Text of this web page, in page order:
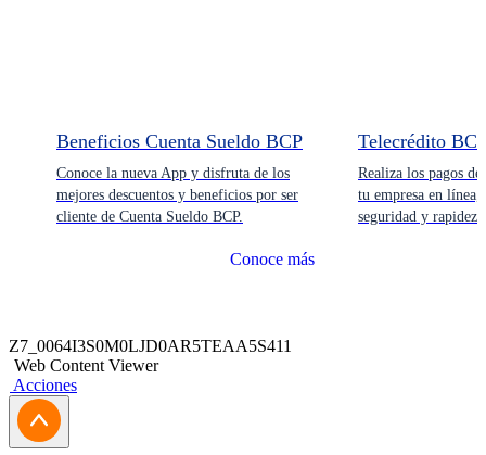
vigente (DNI, Carnet de Extranjería o Pasaporte).
Proceso de pago de sueldos a colaboradores:
Tu Empresa debe tener una Cuenta Corriente o de
Ahorros vigente en BCP.
documentación relacionada a:
Proceso de apertura de Cuenta Sueldo y CTS:
Plantilla para aperturas masivas de Cuenta Sueldo y Cuentas
Beneficios Cuenta Sueldo BCP
Conoce la nueva App y disfruta de los
mejores descuentos y beneficios por ser
cliente de Cuenta Sueldo BCP.
Conoce más
Telecrédito
Realiza los pagos
tu empresa en
seguridad y rapidez
Z7_0064I3S0M0LJD0AR5TEAA5S411
Web Content Viewer
Acciones